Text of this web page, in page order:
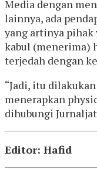
Media dengan
lainnya, ada
yang artinya pihak
kabul (menerima)
terjedah dengan
“Jadi, itu
menerapkan
dihubungi
Editor: Hafid